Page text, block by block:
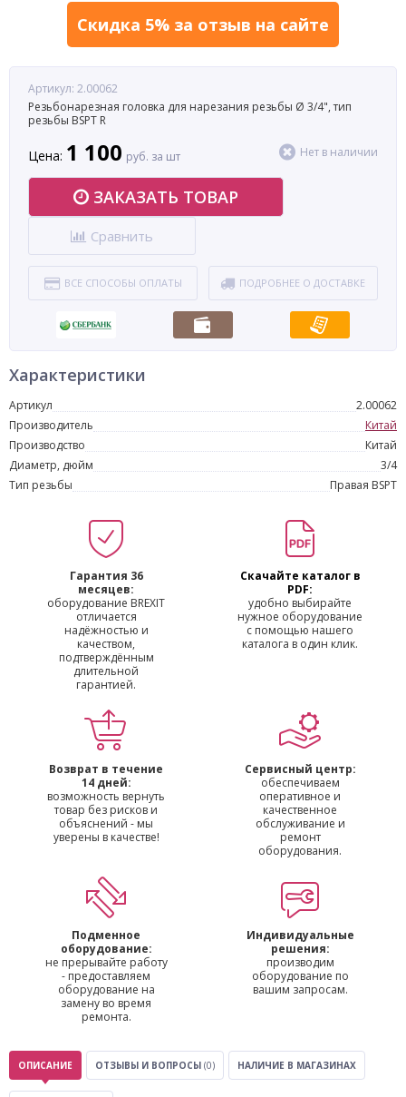
Скидка 5% за отзыв на сайте
Артикул: 2.00062
Резьбонарезная головка для нарезания резьбы Ø 3/4", тип
резьбы BSPT R
Цена: 1 100 руб. за шт Нет в наличии
ЗАКАЗАТЬ ТОВАР
Сравнить
ВСЕ СПОСОБЫ ОПЛАТЫ ПОДРОБНЕЕ О ДОСТАВКЕ
Характеристики
Артикул
2.00062
Производитель
Китай
Производство
Китай
Диаметр, дюйм
3/4
Тип резьбы
Правая BSPT
Гарантия 36
месяцев:
оборудование BREXIT
отличается
надёжностью и
качеством,
подтверждённым
длительной
гарантией.
Скачайте каталог в
PDF:
удобно выбирайте
нужное оборудование
с помощью нашего
каталога в один клик.
Возврат в течение
14 дней:
возможность вернуть
товар без рисков и
объяснений - мы
уверены в качестве!
Сервисный центр:
обеспечиваем
оперативное и
качественное
обслуживание и
ремонт
оборудования.
Подменное
оборудование:
не прерывайте работу
- предоставляем
оборудование на
замену во время
ремонта.
Индивидуальные
решения:
производим
оборудование по
вашим запросам.
ОПИСАНИЕ ОТЗЫВЫ И ВОПРОСЫ (0) НАЛИЧИЕ В МАГАЗИНАХ